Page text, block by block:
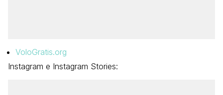
VoloGratis.org
Instagram e Instagram Stories: